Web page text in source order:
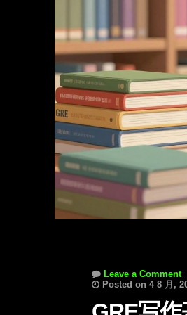
Leave a Comment
Posted on 4 8 月,